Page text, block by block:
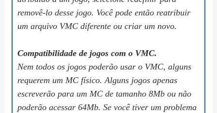
removê-lo desse jogo. Você pode então reatribuir
um arquivo VMC diferente ou criar um novo.
Compatibilidade de jogos com o VMC.
Nem todos os jogos poderão usar o VMC, alguns
requerem um MC físico. Alguns jogos apenas
escreverão para um MC de tamanho 8Mb ou não
poderão acessar 64Mb. Se você tiver um problema